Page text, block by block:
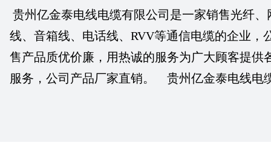
贵州亿金泰电线电缆有限公司是一家销售光纤
线、音箱线、电话线、RVV等通信电缆的企业，
售产品质优价廉，用热诚的服务为广大顾客提供
服务，公司产品厂家直销。 贵州亿金泰电线电